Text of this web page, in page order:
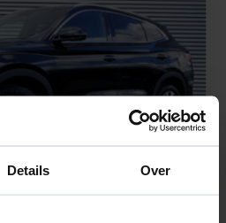
Details Over